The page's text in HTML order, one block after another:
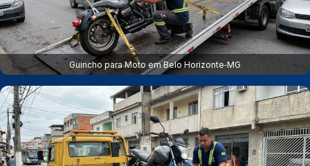
Guincho para Moto em Belo Horizonte‑MG